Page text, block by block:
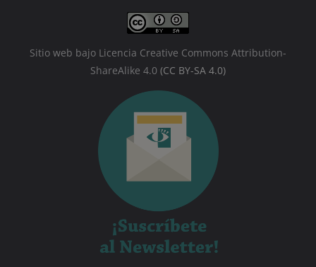
Sitio web bajo Licencia Creative Commons Attribution-
ShareAlike 4.0 (CC BY-SA 4.0)